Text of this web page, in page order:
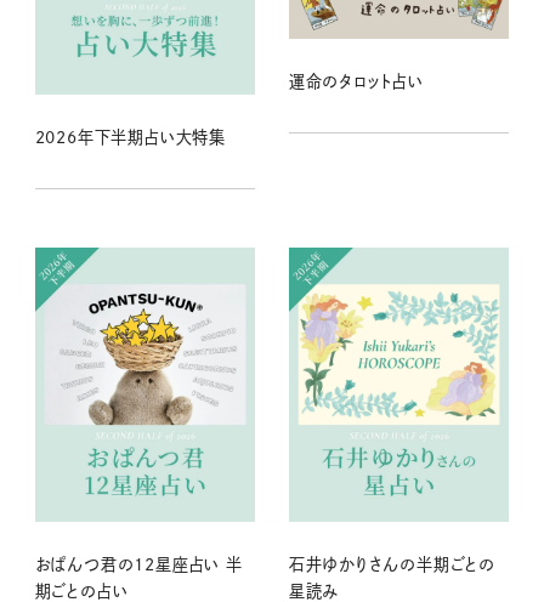
2026年下半期占い大特集
運命のタロット占い
おぱんつ君の12星座占い 半
期ごとの占い
石井ゆかりさんの半期ごとの
星読み